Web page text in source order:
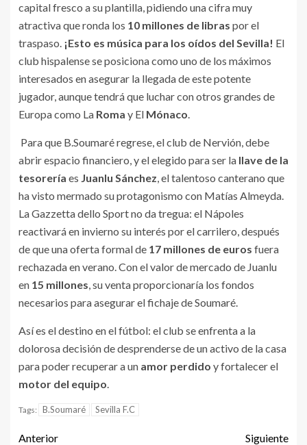
capital fresco a su plantilla, pidiendo una cifra muy
atractiva que ronda los 10 millones de libras por el
traspaso. ¡Esto es música para los oídos del Sevilla! El
club hispalense se posiciona como uno de los máximos
interesados en asegurar la llegada de este potente
jugador, aunque tendrá que luchar con otros grandes de
Europa como La Roma y El Mónaco.
Para que B.Soumaré regrese, el club de Nervión, debe
abrir espacio financiero, y el elegido para ser la llave de la
tesorería es Juanlu Sánchez, el talentoso canterano que
ha visto mermado su protagonismo con Matías Almeyda.
La Gazzetta dello Sport no da tregua: el Nápoles
reactivará en invierno su interés por el carrilero, después
de que una oferta formal de 17 millones de euros fuera
rechazada en verano. Con el valor de mercado de Juanlu
en 15 millones, su venta proporcionaría los fondos
necesarios para asegurar el fichaje de Soumaré.
Así es el destino en el fútbol: el club se enfrenta a la
dolorosa decisión de desprenderse de un activo de la casa
para poder recuperar a un amor perdido y fortalecer el
motor del equipo.
Tags: B.Soumaré Sevilla F.C
Anterior
Siguiente